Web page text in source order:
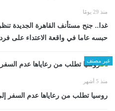
منذ 29 يومًا
غدا.. جنح مستأنف القاهرة الجديدة
حبسه عاما في واقعة الاعتداء على
غير مصنف
منذ 5 أشهر
روسيا تطلب من رعاياها عدم السفر